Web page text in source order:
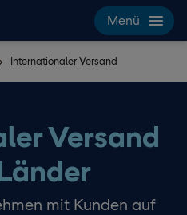
Menü
Internationaler Versand
Versand
mit Kunden auf